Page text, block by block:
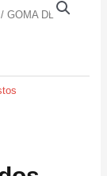
/ GOMA DE